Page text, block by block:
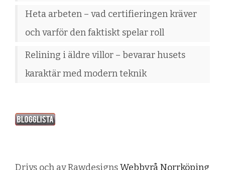
Heta arbeten – vad certifieringen kräver
och varför den faktiskt spelar roll
Relining i äldre villor – bevarar husets
karaktär med modern teknik
Drivs och av RawdesignsWebbyrå Norrköping